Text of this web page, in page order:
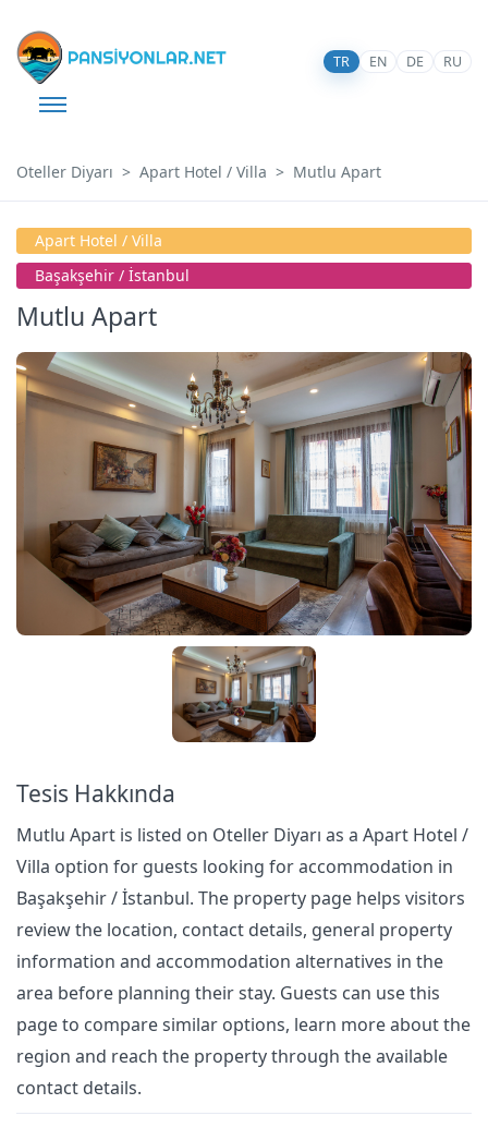
TR EN DE RU
Oteller Diyarı Apart Hotel / Villa Mutlu Apart
Apart Hotel / Villa
Başakşehi̇r / İstanbul
Mutlu Apart
Tesis Hakkında
Mutlu Apart is listed on Oteller Diyarı as a Apart Hotel /
Villa option for guests looking for accommodation in
Başakşehir / İstanbul. The property page helps visitors
review the location, contact details, general property
information and accommodation alternatives in the
area before planning their stay. Guests can use this
page to compare similar options, learn more about the
region and reach the property through the available
contact details.